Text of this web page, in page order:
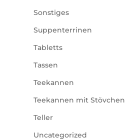
Sonstiges
Suppenterrinen
Tabletts
Tassen
Teekannen
Teekannen mit Stövchen
Teller
Uncategorized